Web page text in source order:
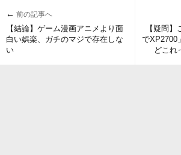
← 前の記事へ
【結論】ゲーム漫画アニメより面
白い娯楽、ガチのマジで存在しな
い
【疑問
でXP2700
どこれ